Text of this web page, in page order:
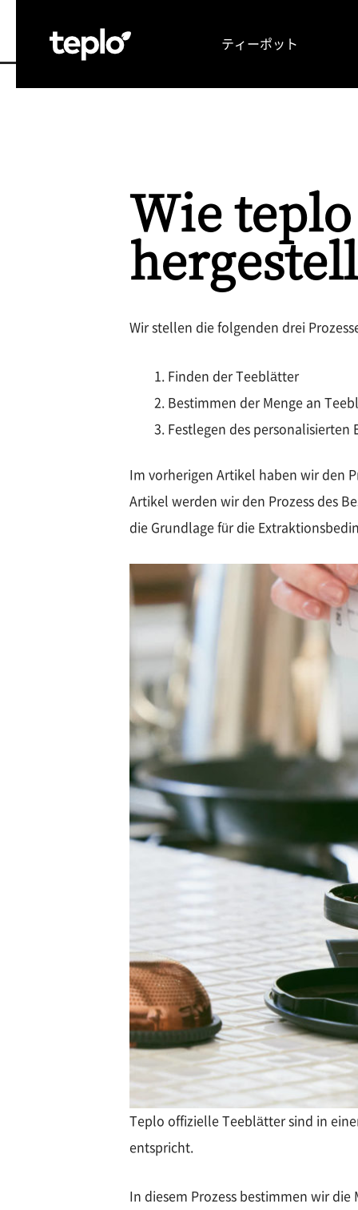
ティーポット
Wie
Wir stellen die folgenden drei
Finden der Teeblätter
Bestimmen der Menge an
Festlegen des
Im vorherigen Artikel haben wir den
Artikel werden wir den Prozess des
die Grundlage für die
Teplo offizielle Teeblätter sind in
entspricht.
In diesem Prozess bestimmen wir